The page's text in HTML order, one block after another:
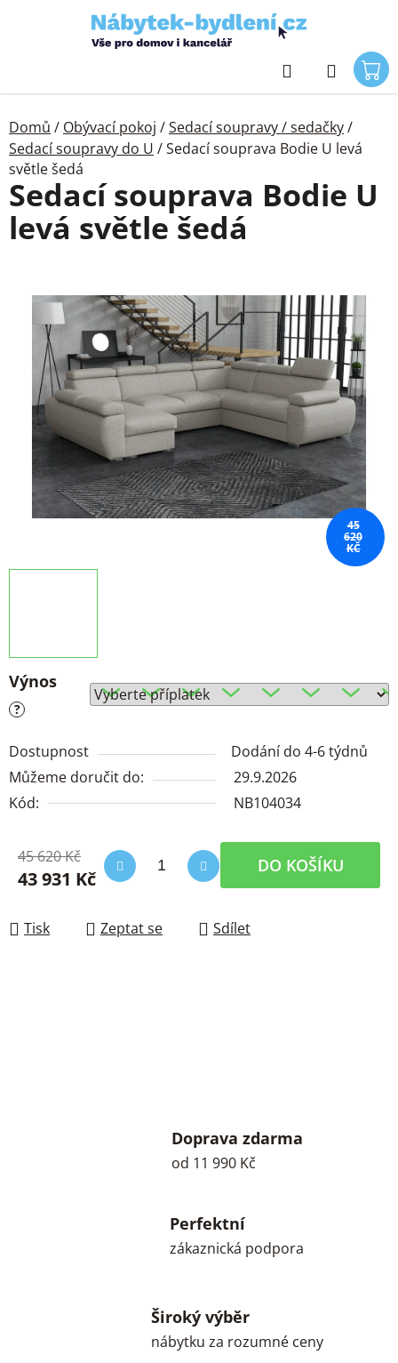
Hledat
Domů / Obývací pokoj /Sedací soupravy / sedačky/
Sedací soupravy do U /Sedací souprava Bodie U levá
světle šedá
Výnos
?
Dostupnost
Dodání do 4-6 týdnů
Můžeme doručit do:
29.9.2026
Kód:
NB104034
45 620 Kč
43 931 Kč
DO KOŠÍKU
Tisk Zeptat se Sdílet
Sedací souprava Bodie U
levá světle šedá
45
620
KČ
Doprava zdarma
od 11 990 Kč
Perfektní
zákaznická podpora
Široký výběr
nábytku za rozumné ceny